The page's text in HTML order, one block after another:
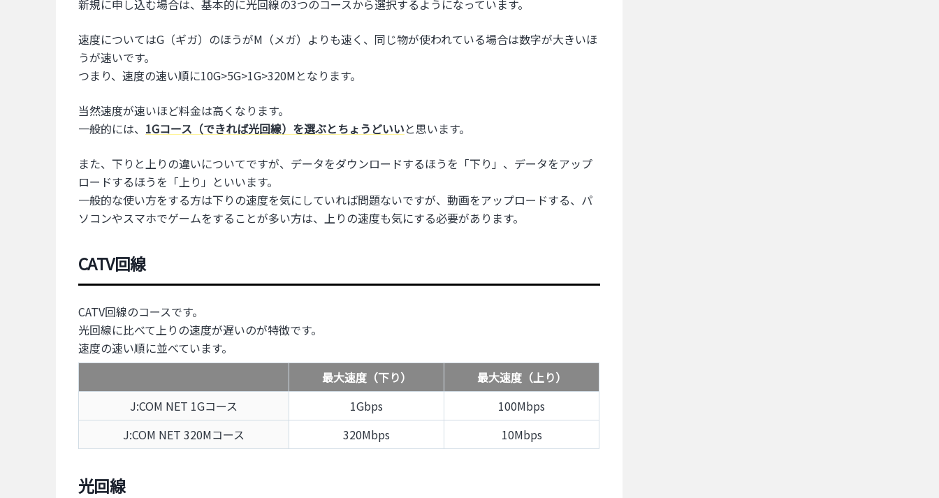
新規に申し込む場合は、基本的に光回線の3つのコースから選択するようになっています。
速度についてはG（ギガ）のほうがM（メガ）よりも速く、同じ物が使われている場合は数字が大きいほ
うが速いです。
つまり、速度の速い順に10G>5G>1G>320Mとなります。
当然速度が速いほど料金は高くなります。
一般的には、 1Gコース（できれば光回線）を選ぶとちょうどいいと思います。
また、下りと上りの違いについてですが、データをダウンロードするほうを「下り」、データをアップ
ロードするほうを「上り」といいます。
一般的な使い方をする方は下りの速度を気にしていれば問題ないですが、動画をアップロードする、パ
ソコンやスマホでゲームをすることが多い方は、上りの速度も気にする必要があります。
CATV回線
CATV回線のコースです。
光回線に比べて上りの速度が遅いのが特徴です。
速度の速い順に並べています。
最大速度（下り）
最大速度（上り）
J:COM NET 1Gコース
1Gbps
100Mbps
J:COM NET 320Mコース
320Mbps 10Mbps
光回線